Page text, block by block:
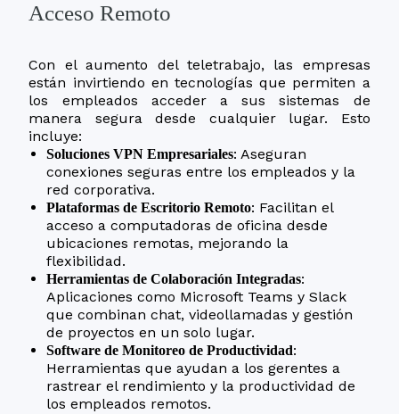
Acceso Remoto
Con el aumento del teletrabajo, las empresas
están invirtiendo en tecnologías que permiten a
los empleados acceder a sus sistemas de
manera segura desde cualquier lugar. Esto
incluye:
Soluciones VPN Empresariales: Aseguran
conexiones seguras entre los empleados y la
red corporativa.
Plataformas de Escritorio Remoto: Facilitan el
acceso a computadoras de oficina desde
ubicaciones remotas, mejorando la
flexibilidad.
Herramientas de Colaboración Integradas:
Aplicaciones como Microsoft Teams y Slack
que combinan chat, videollamadas y gestión
de proyectos en un solo lugar.
Software de Monitoreo de Productividad:
Herramientas que ayudan a los gerentes a
rastrear el rendimiento y la productividad de
los empleados remotos.